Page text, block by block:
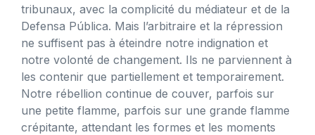
tribunaux, avec la complicité du médiateur et de la
Defensa Pública. Mais l’arbitraire et la répression
ne suffisent pas à éteindre notre indignation et
notre volonté de changement. Ils ne parviennent à
les contenir que partiellement et temporairement.
Notre rébellion continue de couver, parfois sur
une petite flamme, parfois sur une grande flamme
crépitante, attendant les formes et les moments